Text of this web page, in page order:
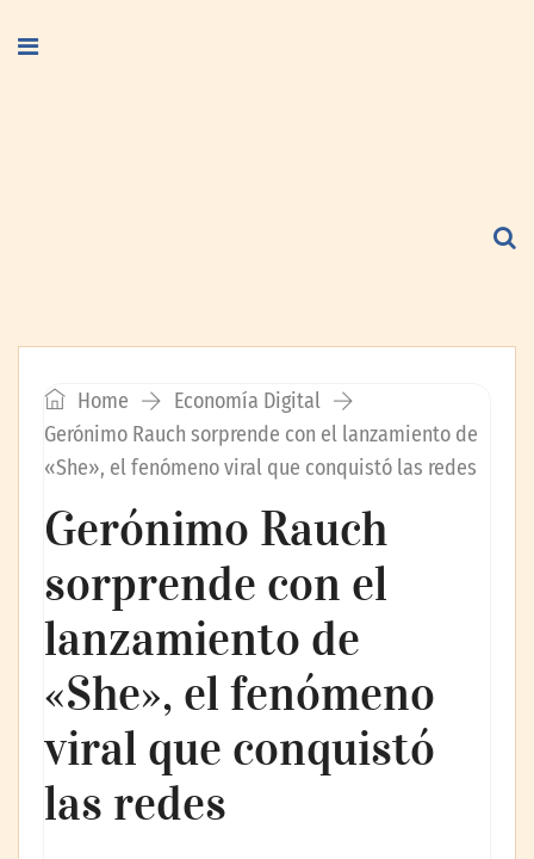
Home
Economía Digital
Gerónimo Rauch sorprende con el lanzamiento de
«She», el fenómeno viral que conquistó las redes
Gerónimo Rauch
sorprende con el
lanzamiento de
«She», el fenómeno
viral que conquistó
las redes